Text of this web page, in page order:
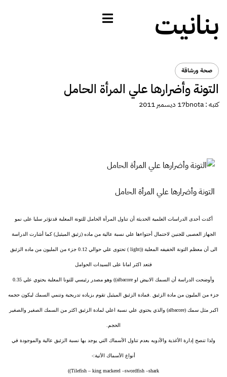
بنانيت
صحة ورشاقة
التونة وأضرارها علي المرأة الحامل
كتبه :bnota17 ديسمبر 2011
التونة وأضرارها علي المرأة الحامل
أكدت أحدى الدراسات العلمية الحديثة أن تناول المرأة الحامل للتونة المعلبة قدتؤثر سلبا على نمو
الجهاز العصبى للجنين لاحتمال أحتواءها علي نسبة عالية من ماده (زئبق الميثيل) كما أشارت الدراسة
الى أن معظم التونة الخفيفه المعلبة ((light ) تحتوى علي حوالي 0.12 جزء من المليون من ماده الزئبق
فتعد اكثر امانا على السيدات الحوامل
وأوضحت الدراسة أن السمك الابيض او albacore)) وهو مصدر رئيسي للتونا المعلبة يحتوي علي 0.35
جزء من المليون من مادة الزئبق .فمادة الزئبق الميثيل تقوم بزياده تدريجية وتنمي السمك ليكون حجمه
اكبر مثل سمك (albacore) والذي يحتوي علي نسبة اعلي لمادة الزئبق اكثر من السمك الصغير والصغير
الحجم.
ولذا تنصح إدارة الأغذية والأدويه بعدم تناول الأسماك التي يوجد بها نسبة الزئبق عالية والموجودة في
أنواع الأسماك الأتية:-
Tilefish – king mackerel –swordfish –shark))